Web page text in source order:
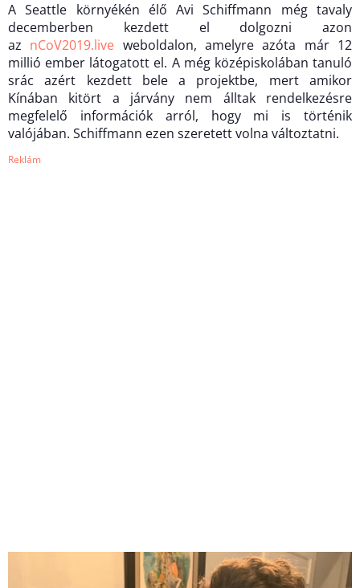
A Seattle környékén élő Avi Schiffmann még tavaly
decemberben kezdett el dolgozni azon
az nCoV2019.live weboldalon, amelyre azóta már 12
millió ember látogatott el. A még középiskolában tanuló
srác azért kezdett bele a projektbe, mert amikor
Kínában kitört a járvány nem álltak rendelkezésre
megfelelő információk arról, hogy mi is történik
valójában. Schiffmann ezen szeretett volna változtatni.
Reklám